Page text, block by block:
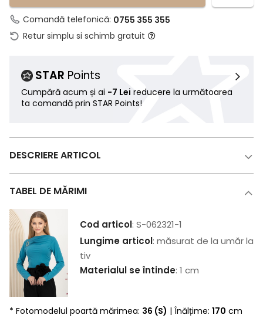
Comandă telefonică: 0755 355 355
Retur simplu si schimb gratuit
STAR Points
Cumpără acum și ai -7 Lei reducere la următoarea
ta comandă prin STAR Points!
DESCRIERE ARTICOL
TABEL DE MĂRIMI
Cod articol: S-062321-1
Lungime articol: măsurat de la umăr la
tiv
Materialul se întinde: 1 cm
* Fotomodelul poartă mărimea: 36 (S) | Înălțime: 170 cm